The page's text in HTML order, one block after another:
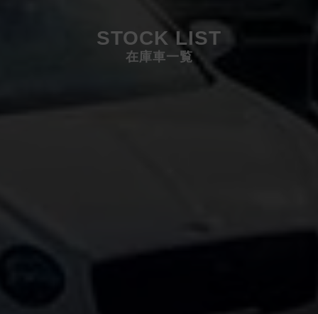
STOCK LIST
在庫車一覧